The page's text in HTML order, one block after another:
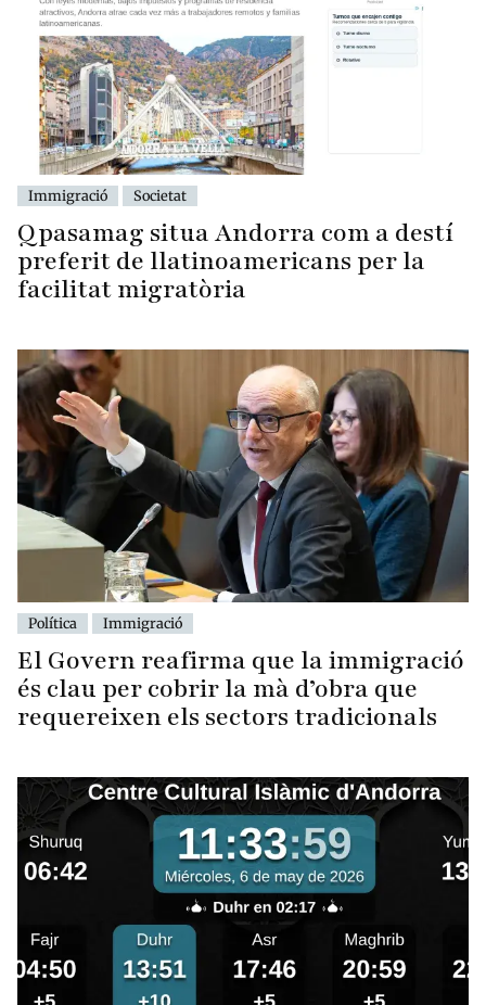
Immigració Societat
Qpasamag situa Andorra com a destí
preferit de llatinoamericans per la
facilitat migratòria
Política Immigració
El Govern reafirma que la immigració
és clau per cobrir la mà d’obra que
requereixen els sectors tradicionals